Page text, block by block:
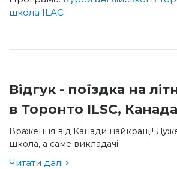
школа ILAC
Відгук - поїздка на
в Торонто ILSC,
Враження від Канади найкращі!
школа, а саме викладачі
Читати далі